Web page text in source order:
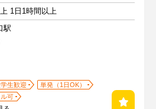
1日1時間以上
駅
生歓迎
単発（1日OK）
可